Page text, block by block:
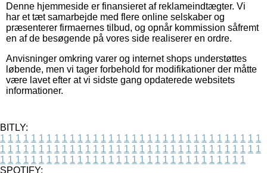
Denne hjemmeside er finansieret af reklameindtægter. Vi
har et tæt samarbejde med flere online selskaber og
præsenterer firmaernes tilbud, og opnår kommission såfremt
en af de besøgende på vores side realiserer en ordre.
Anvisninger omkring varer og internet shops understøttes
løbende, men vi tager forbehold for modifikationer der måtte
være lavet efter at vi sidste gang opdaterede websitets
informationer.
BITLY:
1 1 1 1 1 1 1 1 1 1 1 1 1 1 1 1 1 1 1 1 1 1 1 1 1 1 1 1 1 1 1 1 1 1
1 1 1 1 1 1 1 1 1 1 1 1 1 1 1 1 1 1 1 1 1 1 1 1 1 1 1 1 1 1 1 1 1 1
1 1 1 1 1 1 1 1 1 1 1 1 1 1 1 1 1 1 1 1 1 1 1 1 1 1 1 1 1 1 1 1
SPOTIFY: